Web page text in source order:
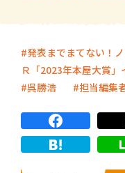
発表までまてない！
Ｒ「2023年本屋大賞」
呉勝浩
担当編集